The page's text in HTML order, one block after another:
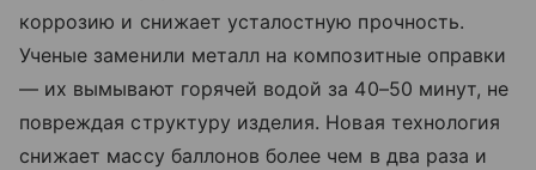
коррозию и снижает усталостную прочность.
Ученые заменили металл на композитные оправки
— их вымывают горячей водой за 40–50 минут, не
повреждая структуру изделия. Новая технология
снижает массу баллонов более чем в два раза и